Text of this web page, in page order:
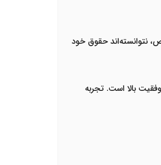
نتوانسته‌اند حقوق خود
بالا است. تجربه